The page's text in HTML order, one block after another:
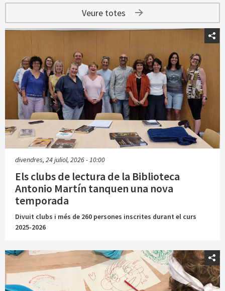
Veure totes
divendres, 24 juliol, 2026 - 10:00
Els clubs de lectura de la Biblioteca
Antonio Martín tanquen una nova
temporada
Divuit clubs i més de 260 persones inscrites durant el curs
2025-2026